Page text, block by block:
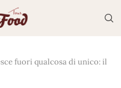
fuori qualcosa di unico: il